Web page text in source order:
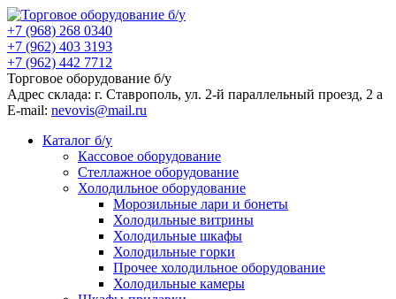
+7 (968) 268 0340
+7 (962) 403 3193
+7 (962) 442 7712
Торговое оборудование б/у
Адрес склада: г. Ставрополь, ул. 2-й параллельный проезд, 2 a
E-mail: nevovis@mail.ru
Каталог б/у
Кассовое оборудование
Стеллажное оборудование
Холодильное оборудование
Морозильные лари и бонеты
Холодильные витрины
Холодильные шкафы
Холодильные горки
Прочее холодильное оборудование
Холодильные камеры